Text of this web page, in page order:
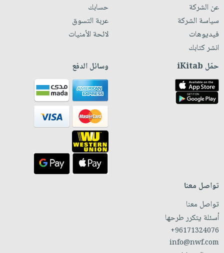
عن الشركة
سياسة الشركة
فيديوهات
انشر كتابك
حسابك
عربة التسوق
لائحة الأمنيات
حمّل iKitab وسائل الدفع
تواصل معنا
تواصل معنا
أسئلة يتكرر طرحها
+96171324076
info@nwf.com